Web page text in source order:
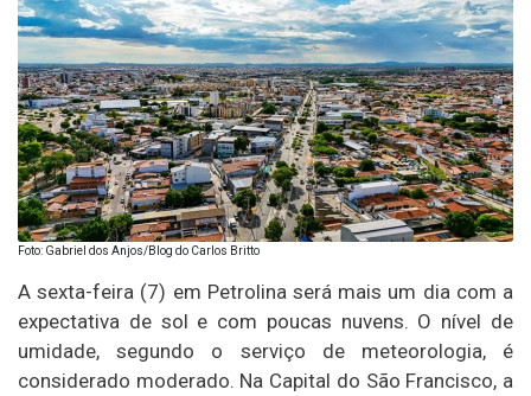
Foto: Gabriel dos Anjos/Blog do Carlos Britto
A sexta-feira (7) em Petrolina será mais um dia com a
expectativa de sol e com poucas nuvens. O nível de
umidade, segundo o serviço de meteorologia, é
considerado moderado. Na Capital do São Francisco, a